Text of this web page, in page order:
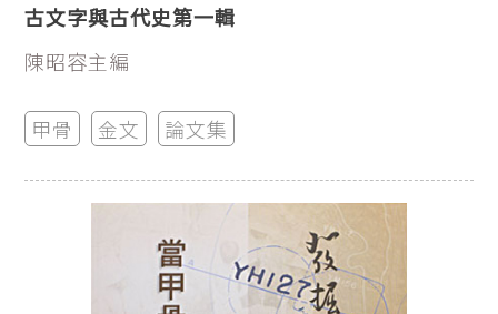
古文字與古代史第一輯
陳昭容主編
甲骨 金文 論文集